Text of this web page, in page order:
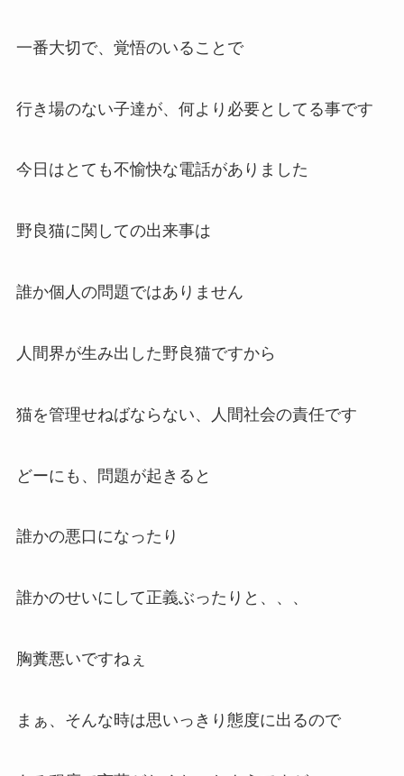
一番大切で、覚悟のいることで
行き場のない子達が、何より必要としてる事です
今日はとても不愉快な電話がありました
野良猫に関しての出来事は
誰か個人の問題ではありません
人間界が生み出した野良猫ですから
猫を管理せねばならない、人間社会の責任です
どーにも、問題が起きると
誰かの悪口になったり
誰かのせいにして正義ぶったりと、、、
胸糞悪いですねぇ
まぁ、そんな時は思いっきり態度に出るので